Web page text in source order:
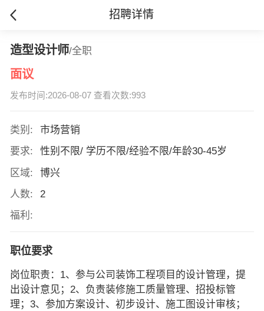
招聘详情
造型设计师/全职
面议
发布时间:2026-08-07 查看次数:993
类别:
市场营销
要求:
性别不限/ 学历不限/经验不限/年龄30-45岁
区域:
博兴
人数:
2
福利:
职位要求
岗位职责：1、参与公司装饰工程项目的设计管理，提
出设计意见；2、负责装修施工质量管理、招投标管
理；3、参加方案设计、初步设计、施工图设计审核；